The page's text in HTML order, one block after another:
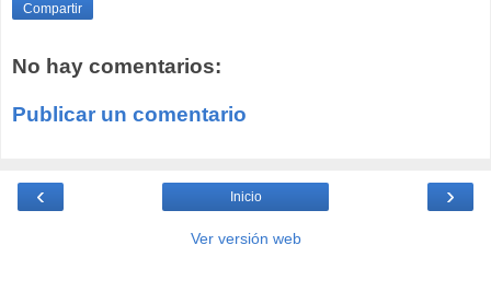
Compartir
No hay comentarios:
Publicar un comentario
‹ ›
Inicio
Ver versión web